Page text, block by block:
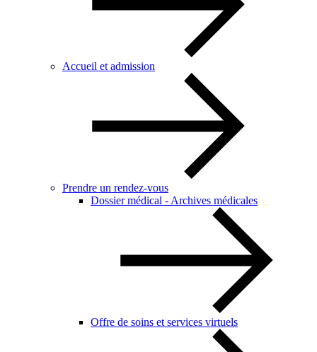
Accueil et admission
Prendre un rendez-vous
Dossier médical - Archives médicales
Offre de soins et services virtuels